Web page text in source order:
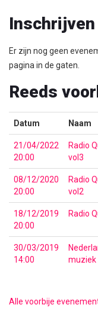
Inschrijven
Er zijn nog geen
pagina in de gaten.
Reeds
Datum Naam
21/04/2022
20:00
Radio
vol3
08/12/2020
20:00
Radio
vol2
18/12/2019
20:00
Radio
30/03/2019
14:00
muziek
Alle voorbije